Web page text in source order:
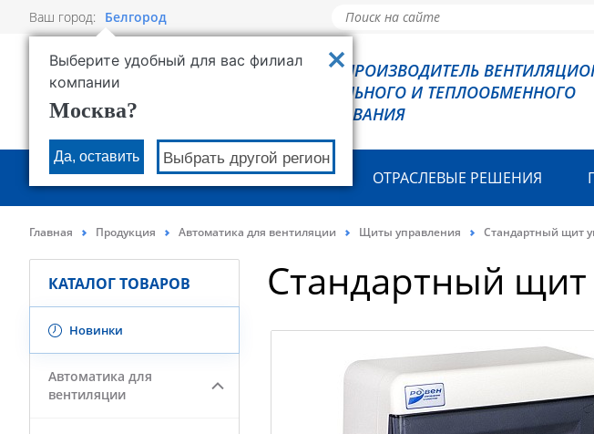
Ваш город: Белгород
Выберите удобный для вас филиал
компании
Москва?
Да, оставить Выбрать другой регион
РОВЕН - ПРОИЗВОДИТЕЛЬ
ХОЛОДИЛЬНОГО И ТЕПЛООБМЕННОГО
ОБОРУДОВАНИЯ
О КОМПАНИИ ПРОДУКЦИЯ ОТРАСЛЕВЫЕ РЕШЕНИЯ
Главная Продукция Автоматика для вентиляции Щиты управления Стандартный щит
КАТАЛОГ ТОВАРОВ
Новинки
Автоматика для
вентиляции
Стандартный